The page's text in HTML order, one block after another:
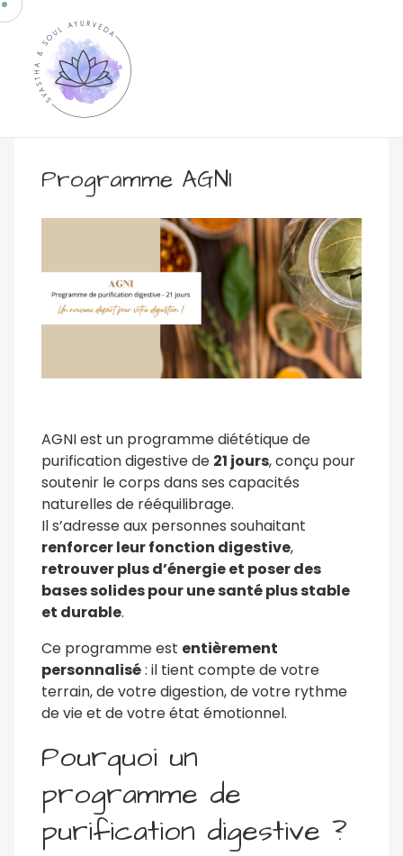
Programme AGNI
AGNI est un programme diététique de
purification digestive de 21 jours, conçu pour
soutenir le corps dans ses capacités
naturelles de rééquilibrage.
Il s’adresse aux personnes souhaitant
renforcer leurfonction digestive,
retrouver plus d’énergie et poser des
bases solides pour une santé plus stable
et durable.
Ce programme est entièrement
personnalisé: il tient compte de votre
terrain, de votre digestion, de votre rythme
de vie et de votre état émotionnel.
Pourquoi un
programme de
purification digestive ?